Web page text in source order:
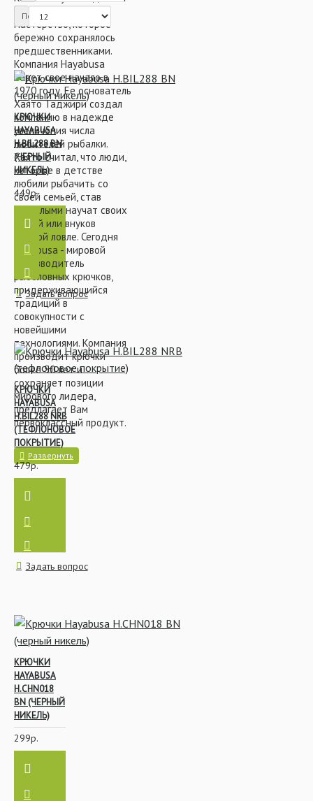
Крючки Крючки
Спиннинговая ловля
Крючки
традиционное
мастерство, которое
бережно сохранялось
предшественниками.
Компания Hayabusa
берет свое начало в
1970 году. Ее основатель
Хаято Таджири создал
компанию в надежде
увеличения числа
любителей рыбалки.
Хаято считал, что люди,
которые в детстве
любили рыбачить со
своей семьей, став
взрослыми научат своих
детей или внуков
рыбной ловле. Сегодня
Hayabusa - мировой
производитель
рыболовных крючков,
придерживающийся
традиций в
совокупности с
новейшими
технологиями. Компания
производит крючки
более 50 лет и
сохраняет позиции
мирового лидера,
предлагает Вам
первоклассный продукт.
Показать:
КРЮЧКИ
HAYABUSA
H.BIL288 BN
(ЧЕРНЫЙ
НИКЕЛЬ)
449р.
Задать вопрос
КРЮЧКИ
HAYABUSA
H.BIL288 NRB
(ТЕФЛОНОВОЕ
ПОКРЫТИЕ)
479р.
Задать вопрос
КРЮЧКИ
HAYABUSA
H.CHN018
BN (ЧЕРНЫЙ
НИКЕЛЬ)
299р.